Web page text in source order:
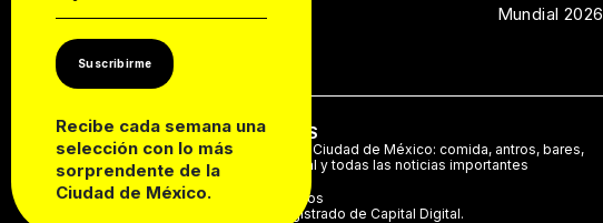
Suscribirme
Recibe cada semana una
selección con lo más
sorprendente de la
Ciudad de México.
Casa
Mundial 2026
ACERCA DE NOSOTROS
Te decimos qué hacer en la Ciudad de México: comida, antros, bares,
música, cine, cartelera teatral y todas las noticias importantes
©2024 Derechos Reservados
Chilango es una marca registrado de Capital Digital.